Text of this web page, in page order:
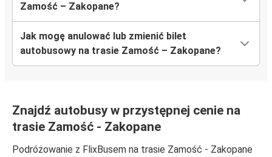
Zamość – Zakopane?
Jak mogę anulować lub zmienić bilet
autobusowy na trasie Zamość – Zakopane?
Znajdź autobusy w przystępnej cenie na
trasie Zamość - Zakopane
Podróżowanie z FlixBusem na trasie Zamość - Zakopane